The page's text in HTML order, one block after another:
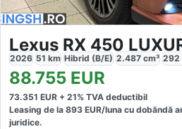
Lexus RX 450
2026 51 km Hibrid (B/E) 2.487 cm³ 292
88.755 EUR
73.351 EUR + 21% TVA deductibil
Leasing de la 893 EUR/luna cu dobăndă
juridice.